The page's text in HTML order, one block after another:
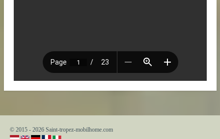
© 2015 - 2026 Saint-tropez-mobilhome.com